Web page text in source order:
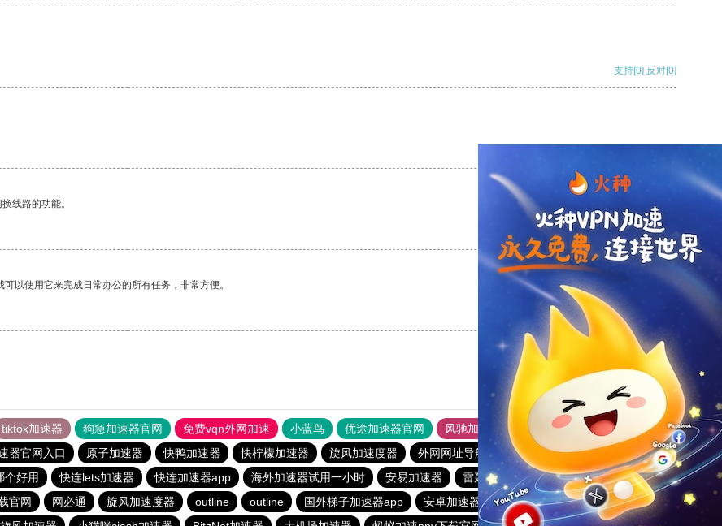
支持[0] 反对[0]
线路的功能。
支持 [0] 反对 [0]
以使用它来完成日常办公的所有任务，非常方便。
支持
tiktok加速器 狗急加速器官网 免费vqn外网加速 小蓝鸟 优途加速器官网 风驰加速器
旋风加速器
器官网入口 原子加速器 快鸭加速器 快柠檬加速器 旋风加速度器 外网网址导航 软件中心 雷霆加速
狂飙加速器
个好用 快连lets加速器 快连加速器app 海外加速器试用一小时 安易加速器 雷轰加速器
雷霆vp加速器官网
官网 网必通 旋风加速度器 outline outline 国外梯子加速器app 安卓加速器梯子
旋风加速度器